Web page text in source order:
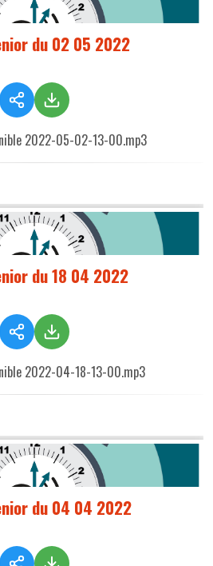
du 02 05 2022
2022-05-02-13-00.mp3
du 18 04 2022
2022-04-18-13-00.mp3
du 04 04 2022